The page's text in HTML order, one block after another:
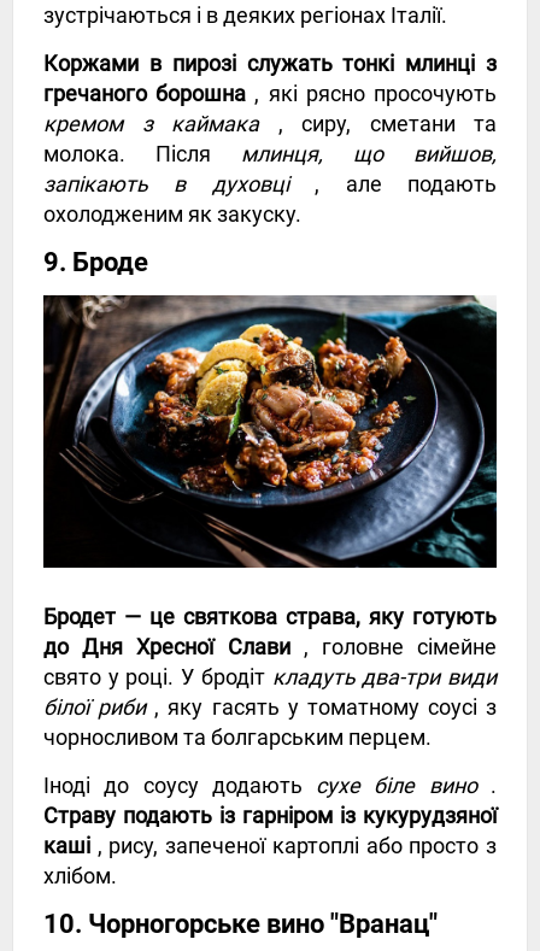
зустрічаються і в деяких регіонах Італії.
Коржами в пирозі служать тонкі млинці з
гречаного борошна , які рясно просочують
кремом з каймака, сиру, сметани та
молока. Після млинця, що вийшов,
запікають в духовці, але подають
охолодженим як закуску.
9. Броде
Бродет — це святкова страва, яку готують
до Дня Хресної Слави, головне сімейне
свято у році. У бродіт кладуть два-три види
білої риби, яку гасять у томатному соусі з
чорносливом та болгарським перцем.
Іноді до соусу додають сухе біле вино.
Страву подають із гарніром із кукурудзяної
каші , рису, запеченої картоплі або просто з
хлібом.
10. Чорногорське вино "Вранац"